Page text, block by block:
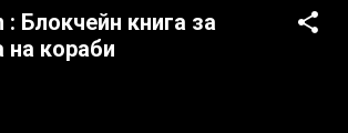
in a few minutes. So, instead of getting
early investors will be even more
Issue Price + Dividend Paid per Share +
: Блокчейн книга за
кораби